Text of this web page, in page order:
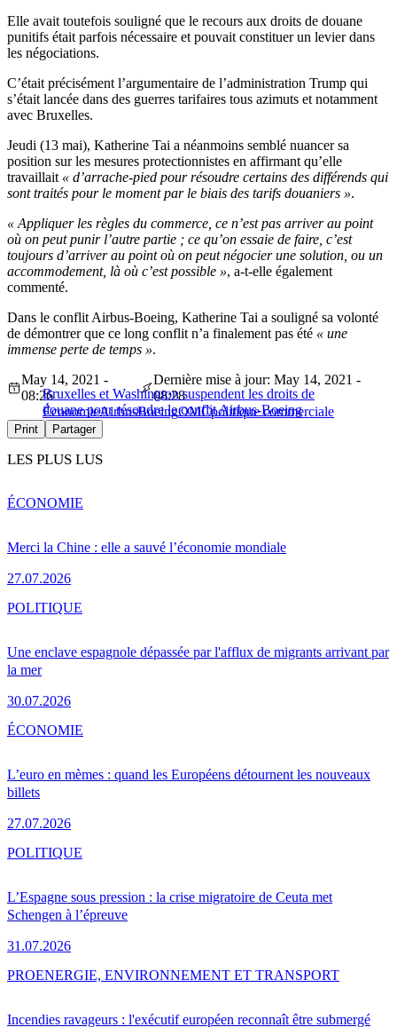
Elle avait toutefois souligné que le recours aux droits de douane
punitifs était parfois nécessaire et pouvait constituer un levier dans
les négociations.
C’était précisément l’argumentaire de l’administration Trump qui
s’était lancée dans des guerres tarifaires tous azimuts et notamment
avec Bruxelles.
Jeudi (13 mai), Katherine Tai a néanmoins semblé nuancer sa
position sur les mesures protectionnistes en affirmant qu’elle
travaillait « d’arrache-pied pour résoudre certains des différends qui
sont traités pour le moment par le biais des tarifs douaniers ».
« Appliquer les règles du commerce, ce n’est pas arriver au point
où on peut punir l’autre partie ; ce qu’on essaie de faire, c’est
toujours d’arriver au point où on peut négocier une solution, ou un
accommodement, là où c’est possible », a-t-elle également
commenté.
Dans le conflit Airbus-Boeing, Katherine Tai a souligné sa volonté
de démontrer que ce long conflit n’a finalement pas été « une
immense perte de temps ».
Bruxelles et Washington suspendent les droits de
douane pour résoudre le conflit Airbus-Boeing
May 14, 2021 -
08:26
Dernière mise à jour: May 14, 2021 -
08:28
ÉconomieAirbusBoeingOMCpolitique commerciale
Print Partager
LES PLUS LUS
Merci la Chine : elle a sauvé l’économie mondiale
27.07.2026
ÉCONOMIE
Une enclave espagnole dépassée par l'afflux de migrants arrivant par
la mer
30.07.2026
POLITIQUE
L’euro en mèmes : quand les Européens détournent les nouveaux
billets
27.07.2026
ÉCONOMIE
L’Espagne sous pression : la crise migratoire de Ceuta met
Schengen à l’épreuve
31.07.2026
POLITIQUE
Incendies ravageurs : l'exécutif européen reconnaît être submergé
PROENERGIE, ENVIRONNEMENT ET TRANSPORT